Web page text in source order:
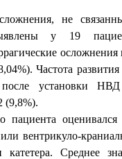
не
у 19
осложнения
Частота
установки НВД
(9,8%).
оценивался
вентрикуло-
катетера. Среднее